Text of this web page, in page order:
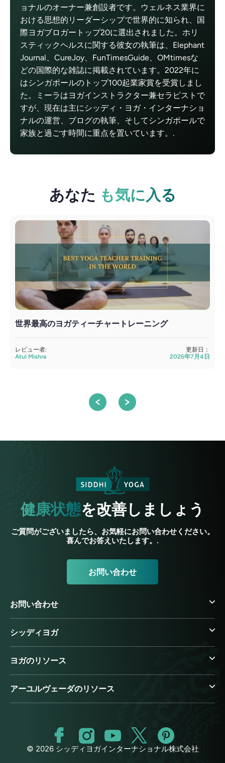
ョナルのオーナー兼創設者です。ウェルネス業界に
おける思想的リーダーシップで世界的に知られ、国
際ヨガブロガートップ20に選出されました。ホリ
スティックヘルスに関する彼女の執筆は、Elephant
Journal、CureJoy、FunTimesGuide、OMtimesな
どの国際的な雑誌に掲載されています。2022年に
はシンガポールのトップ100起業家賞を受賞しまし
た。ミーラはヨガインストラクター兼セラピストで
すが、現在は主にシッディ・ヨガ・インターナショ
ナルの運営、ブログの執筆、そしてシンガポールで
家族と過ごす時間に重点を置いています。.
あなた も気に入る
世界最高のヨガティーチャートレーニング
レビュー者:
Atul Mishra
更新日：
2026年7月4日
健康状態を改善しましょう
ご質問がございましたら、お気軽にお問い合わせください。
喜んでお答えいたします。.
お問い合わせ
お問い合わせ
シッディヨガ
ヨガのリソース
アーユルヴェーダのリソース
© 2026 シッディヨガインターナショナル株式会社